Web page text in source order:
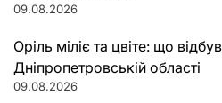
09.08.2026
Оріль міліє та цвіте: що
Дніпропетровській області
09.08.2026